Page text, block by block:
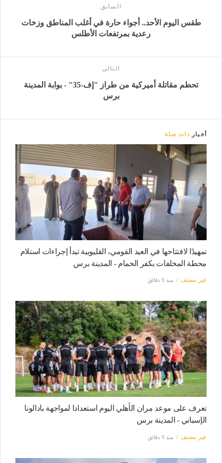
السابق
طقس اليوم الأحد.. أجواء حارة في أغلب المناطق وزخات
رعدية بمرتفعات الأطلس
التالى
تحطم مقاتلة أميركية من طراز "إف-35" - بوابة المدينة
برس
أخبار ذات صلة
تمهيدًا لافتتاحها في العيد القومي، القليوبية تبدأ إجراءات استلام
محطة المخلفات بكفر الحمام - المدينة برس
غير مصنف منذ 9 دقائق
تعرف على موعد مران الأهلي اليوم استعدادا لمواجهة بادالونا
الإسباني - المدينة برس
غير مصنف منذ 9 دقائق